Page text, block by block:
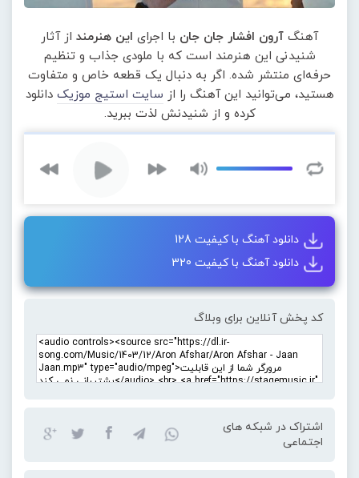
آهنگ آرون افشار جان جان با اجرای این هنرمند از آثار
شنیدنی این هنرمند است که با ملودی جذاب و تنظیم
حرفه‌ای منتشر شده. اگر به دنبال یک قطعه خاص و متفاوت
هستید، می‌توانید این آهنگ را از سایت استیج موزیک دانلود
کرده و از شنیدنش لذت ببرید.
دانلود آهنگ با کیفیت 128
دانلود آهنگ با کیفیت 320
کد پخش آنلاین برای وبلاگ
اشتراک در شبکه های
اجتماعی